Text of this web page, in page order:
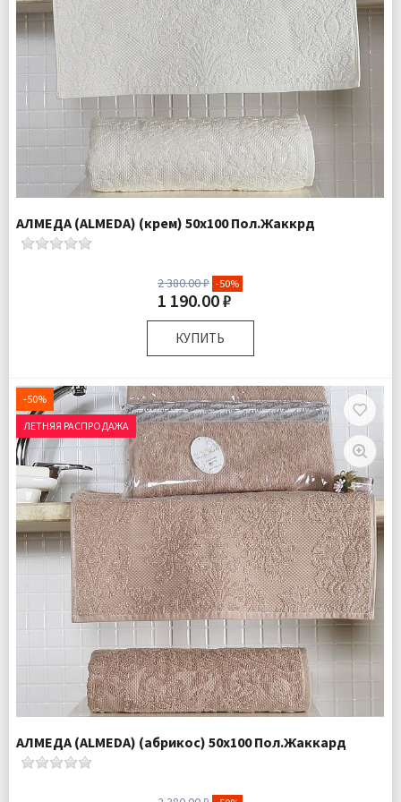
АЛМЕДА (ALMEDA) (крем) 50х100 Пол.Жаккрд
2 380.00 ₽ -50%
1 190.00 ₽
КУПИТЬ
Комплектация:
Полотенце 1 шт
Ткань:
Махра
Доставка:
Подробнее
-50%
ЛЕТНЯЯ РАСПРОДАЖА
АЛМЕДА (ALMEDA) (абрикос) 50х100 Пол.Жаккард